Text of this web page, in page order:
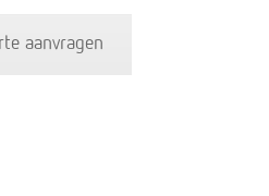
aanvragen